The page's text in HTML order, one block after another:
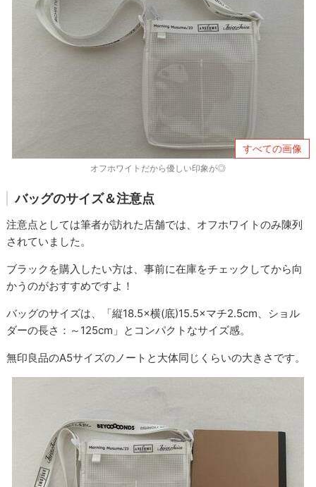
すべての画像
オフホワイトだから優しい印象が◎
バッグのサイズ＆注意点
注意点としては筆者が訪れた店舗では、オフホワイトのみ陳列
されていました。
ブラックを購入したい方は、事前に在庫をチェックしてから向
かうのがおすすめですよ！
バッグのサイズは、「縦18.5×横(底)15.5×マチ2.5cm、ショル
ダーの長さ：～125cm」とコンパクトなサイズ感。
無印良品のA5サイズのノートと大体同じくらいの大きさです。